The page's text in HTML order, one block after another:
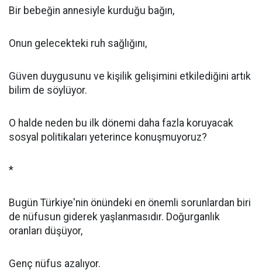
Bir bebeğin annesiyle kurduğu bağın,
Onun gelecekteki ruh sağlığını,
Güven duygusunu ve kişilik gelişimini etkilediğini artık
bilim de söylüyor.
O halde neden bu ilk dönemi daha fazla koruyacak
sosyal politikaları yeterince konuşmuyoruz?
*
Bugün Türkiye'nin önündeki en önemli sorunlardan biri
de nüfusun giderek yaşlanmasıdır. Doğurganlık
oranları düşüyor,
Genç nüfus azalıyor.